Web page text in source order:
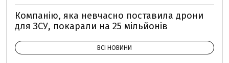
Компанію, яка невчасно поставила дрони
для ЗСУ, покарали на 25 мільйонів
ВСІ НОВИНИ